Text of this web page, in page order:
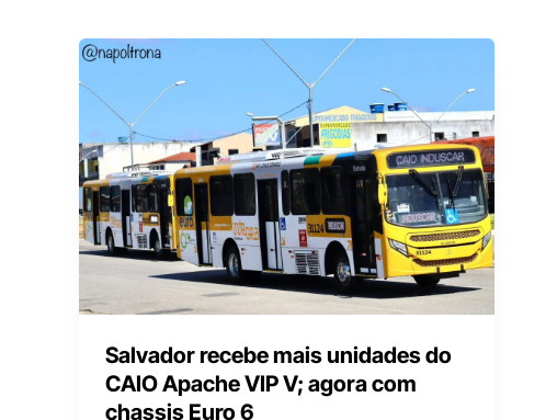
Salvador recebe mais unidades do
CAIO Apache VIP V; agora com
chassis Euro 6